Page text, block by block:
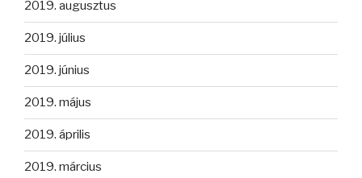
2019. augusztus
2019. július
2019. június
2019. május
2019. április
2019. március